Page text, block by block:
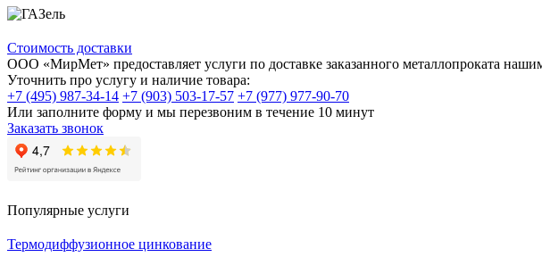
Стоимость доставки
ООО «МирМет» предоставляет услуги по доставке заказанного металлопроката
Уточнить про услугу и наличие товара:
+7 (495) 987-34-14 +7 (903) 503-17-57 +7 (977) 977-90-70
Или заполните форму и мы перезвоним в течение 10 минут
Заказать звонок
Популярные услуги
Термодиффузионное цинкование